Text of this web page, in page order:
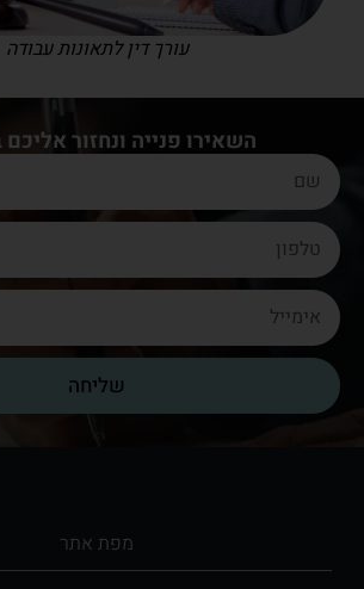
עורך דין לתאונות עבודה
השאירו פנייה ונחזור
שליחה
מפת אתר​